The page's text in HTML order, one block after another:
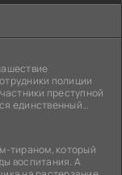
полиции
преступной
единственный
тираном, который
воспитания. А